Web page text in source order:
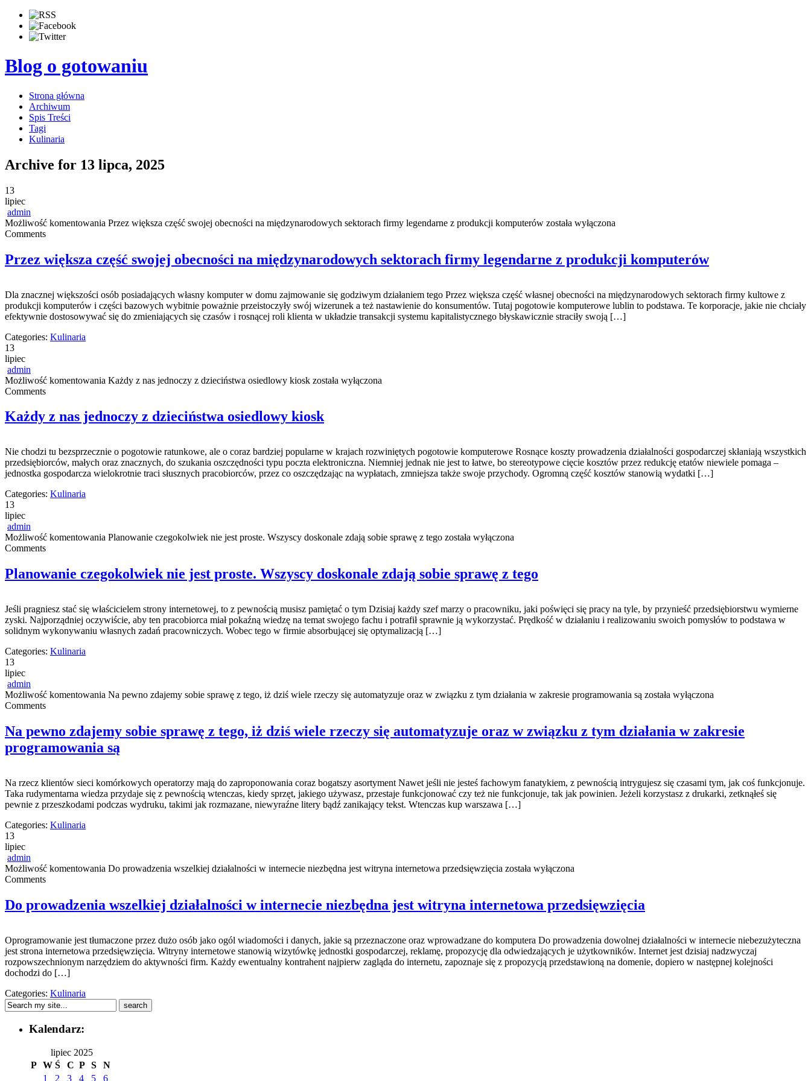
Blog o gotowaniu
Strona główna
Archiwum
Spis Treści
Tagi
Kulinaria
Archive for 13 lipca, 2025
13
lipiec
admin
Możliwość komentowania Przez większa część swojej obecności na międzynarodowych sektorach firmy legendarne z produkcji komputerów została wyłączona
Comments
Przez większa część swojej obecności na międzynarodowych sektorach firmy legendarne z produkcji komputerów
Dla znacznej większości osób posiadających własny komputer w domu zajmowanie się godziwym działaniem tego Przez większa część własnej obecności na międzynarodowych sektorach firmy kultowe z
produkcji komputerów i części bazowych wybitnie poważnie przeistoczyły swój wizerunek a też nastawienie do konsumentów. Tutaj pogotowie komputerowe lublin to podstawa. Te korporacje, jakie nie chciały
efektywnie dostosowywać się do zmieniających się czasów i rosnącej roli klienta w układzie transakcji systemu kapitalistycznego błyskawicznie straciły swoją […]
Categories: Kulinaria
13
lipiec
admin
Możliwość komentowania Każdy z nas jednoczy z dzieciństwa osiedlowy kiosk została wyłączona
Comments
Każdy z nas jednoczy z dzieciństwa osiedlowy kiosk
Nie chodzi tu bezsprzecznie o pogotowie ratunkowe, ale o coraz bardziej popularne w krajach rozwiniętych pogotowie komputerowe Rosnące koszty prowadzenia działalności gospodarczej skłaniają wszystkich
przedsiębiorców, małych oraz znacznych, do szukania oszczędności typu poczta elektroniczna. Niemniej jednak nie jest to łatwe, bo stereotypowe cięcie kosztów przez redukcję etatów niewiele pomaga –
jednostka gospodarcza wielokrotnie traci słusznych pracobiorców, przez co oszczędzając na wypłatach, zmniejsza także swoje przychody. Ogromną część kosztów stanowią wydatki […]
Categories: Kulinaria
13
lipiec
admin
Możliwość komentowania Planowanie czegokolwiek nie jest proste. Wszyscy doskonale zdają sobie sprawę z tego została wyłączona
Comments
Planowanie czegokolwiek nie jest proste. Wszyscy doskonale zdają sobie sprawę z tego
Jeśli pragniesz stać się właścicielem strony internetowej, to z pewnością musisz pamiętać o tym Dzisiaj każdy szef marzy o pracowniku, jaki poświęci się pracy na tyle, by przynieść przedsiębiorstwu wymierne
zyski. Najporządniej oczywiście, aby ten pracobiorca miał pokaźną wiedzę na temat swojego fachu i potrafił sprawnie ją wykorzystać. Prędkość w działaniu i realizowaniu swoich pomysłów to podstawa w
solidnym wykonywaniu własnych zadań pracowniczych. Wobec tego w firmie absorbującej się optymalizacją […]
Categories: Kulinaria
13
lipiec
admin
Możliwość komentowania Na pewno zdajemy sobie sprawę z tego, iż dziś wiele rzeczy się automatyzuje oraz w związku z tym działania w zakresie programowania są została wyłączona
Comments
Na pewno zdajemy sobie sprawę z tego, iż dziś wiele rzeczy się automatyzuje oraz w związku z tym działania w zakresie
programowania są
Na rzecz klientów sieci komórkowych operatorzy mają do zaproponowania coraz bogatszy asortyment Nawet jeśli nie jesteś fachowym fanatykiem, z pewnością intrygujesz się czasami tym, jak coś funkcjonuje.
Taka rudymentarna wiedza przydaje się z pewnością wtenczas, kiedy sprzęt, jakiego używasz, przestaje funkcjonować czy też nie funkcjonuje, tak jak powinien. Jeżeli korzystasz z drukarki, zetknąłeś się
pewnie z przeszkodami podczas wydruku, takimi jak rozmazane, niewyraźne litery bądź zanikający tekst. Wtenczas kup warszawa […]
Categories: Kulinaria
13
lipiec
admin
Możliwość komentowania Do prowadzenia wszelkiej działalności w internecie niezbędna jest witryna internetowa przedsięwzięcia została wyłączona
Comments
Do prowadzenia wszelkiej działalności w internecie niezbędna jest witryna internetowa przedsięwzięcia
Oprogramowanie jest tłumaczone przez dużo osób jako ogól wiadomości i danych, jakie są przeznaczone oraz wprowadzane do komputera Do prowadzenia dowolnej działalności w internecie niebezużyteczna
jest strona internetowa przedsięwzięcia. Witryny internetowe stanowią wizytówkę jednostki gospodarczej, reklamę, propozycję dla odwiedzających je użytkowników. Internet jest dzisiaj nadzwyczaj
rozpowszechnionym narzędziem do aktywności firm. Każdy ewentualny kontrahent najpierw zagląda do internetu, zapoznaje się z propozycją przedstawioną na domenie, dopiero w następnej kolejności
dochodzi do […]
Categories: Kulinaria
Kalendarz:
lipiec 2025
P W Ś C P S
N
1
2 3 4 5 6